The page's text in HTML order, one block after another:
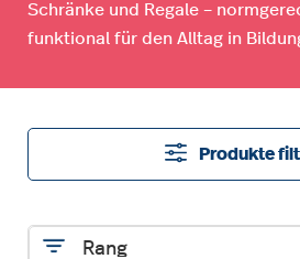
Schränke und Regale –
funktional für den Alltag in
Produkte